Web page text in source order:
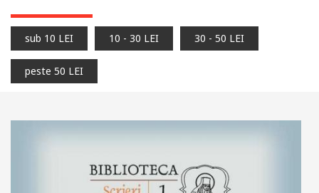
sub 10 LEI 10 - 30 LEI 30 - 50 LEI
peste 50 LEI